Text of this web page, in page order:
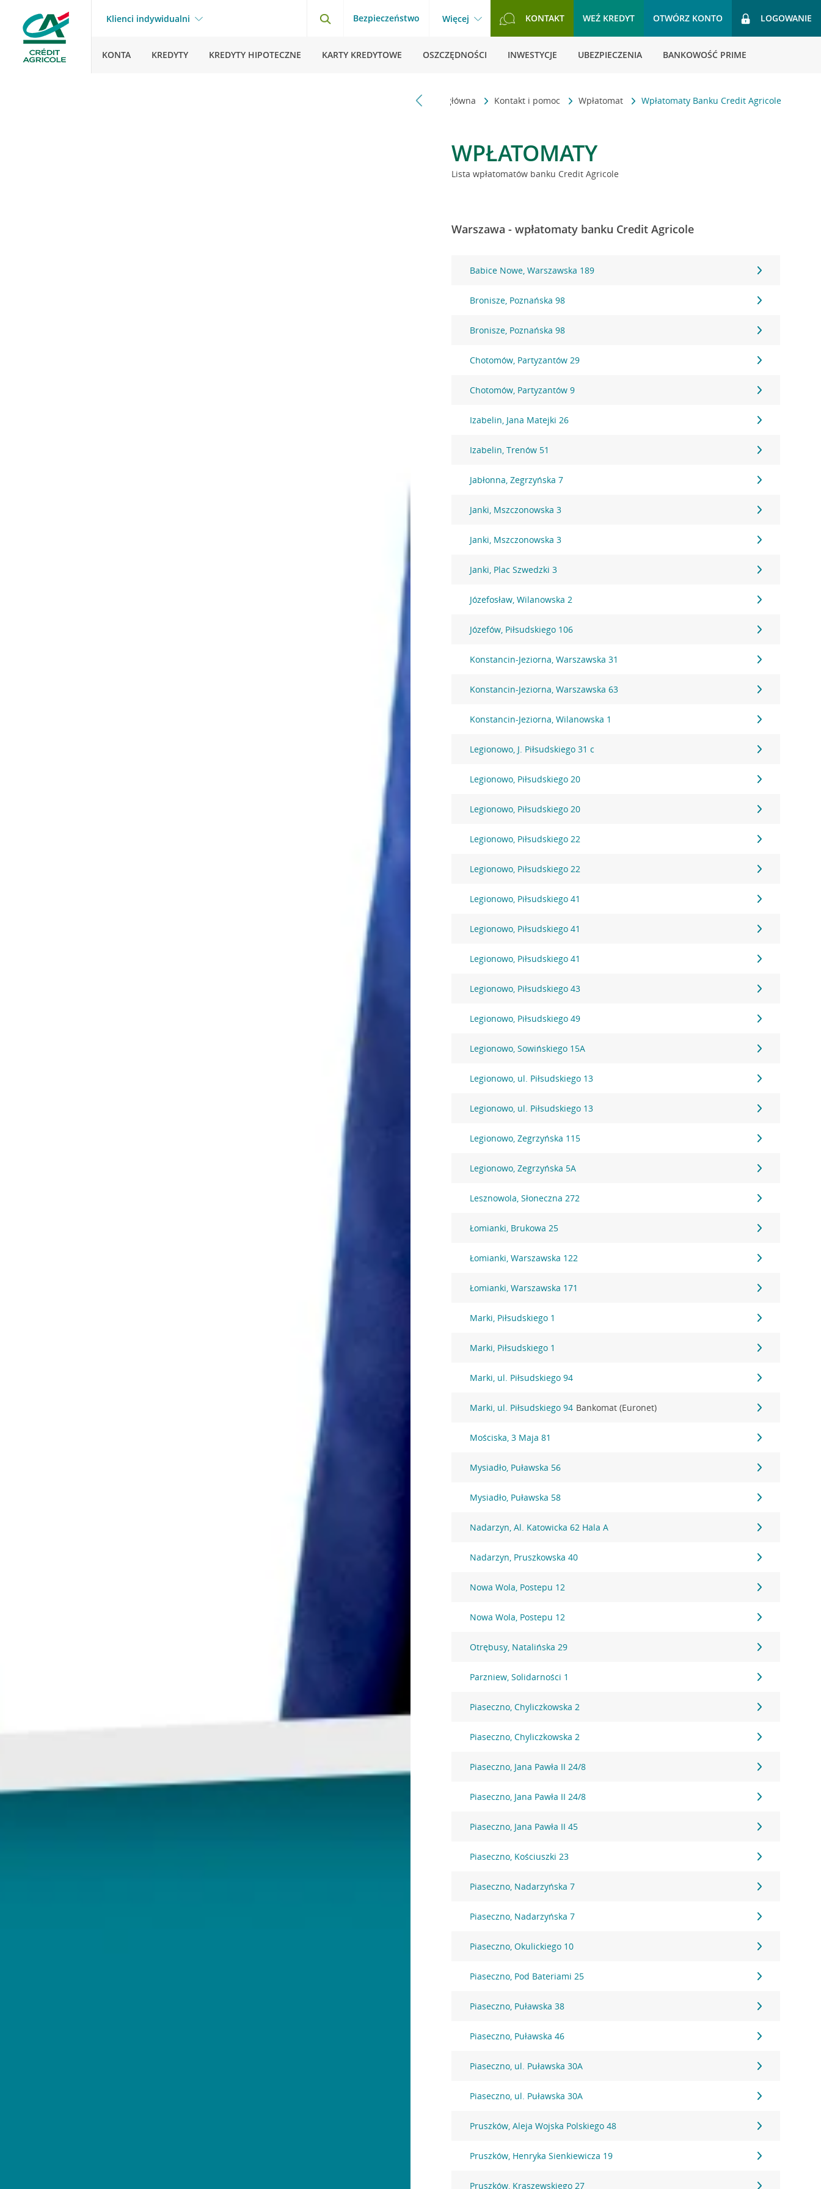
Klienci indywidualni Bezpieczeństwo Więcej KONTAKT WEŹ KREDYT OTWÓRZ KONTO LOGOWANIE
KONTA KREDYTY KREDYTY HIPOTECZNE KARTY KREDYTOWE OSZCZĘDNOŚCI INWESTYCJE UBEZPIECZENIA BANKOWOŚĆ PRIME
Strona główna Kontakt i pomoc Wpłatomat Wpłatomaty Banku Credit Agricole
WPŁATOMATY
Lista wpłatomatów banku Credit Agricole
Warszawa - wpłatomaty banku Credit Agricole
Babice Nowe, Warszawska 189
Bronisze, Poznańska 98
Bronisze, Poznańska 98
Chotomów, Partyzantów 29
Chotomów, Partyzantów 9
Izabelin, Jana Matejki 26
Izabelin, Trenów 51
Jabłonna, Zegrzyńska 7
Janki, Mszczonowska 3
Janki, Mszczonowska 3
Janki, Plac Szwedzki 3
Józefosław, Wilanowska 2
Józefów, Piłsudskiego 106
Konstancin-Jeziorna, Warszawska 31
Konstancin-Jeziorna, Warszawska 63
Konstancin-Jeziorna, Wilanowska 1
Legionowo, J. Piłsudskiego 31 c
Legionowo, Piłsudskiego 20
Legionowo, Piłsudskiego 20
Legionowo, Piłsudskiego 22
Legionowo, Piłsudskiego 22
Legionowo, Piłsudskiego 41
Legionowo, Piłsudskiego 41
Legionowo, Piłsudskiego 41
Legionowo, Piłsudskiego 43
Legionowo, Piłsudskiego 49
Legionowo, Sowińskiego 15A
Legionowo, ul. Piłsudskiego 13
Legionowo, ul. Piłsudskiego 13
Legionowo, Zegrzyńska 115
Legionowo, Zegrzyńska 5A
Lesznowola, Słoneczna 272
Łomianki, Brukowa 25
Łomianki, Warszawska 122
Łomianki, Warszawska 171
Marki, Piłsudskiego 1
Marki, Piłsudskiego 1
Marki, ul. Piłsudskiego 94
Marki, ul. Piłsudskiego 94 Bankomat (Euronet)
Mościska, 3 Maja 81
Mysiadło, Puławska 56
Mysiadło, Puławska 58
Nadarzyn, Al. Katowicka 62 Hala A
Nadarzyn, Pruszkowska 40
Nowa Wola, Postepu 12
Nowa Wola, Postepu 12
Otrębusy, Natalińska 29
Parzniew, Solidarności 1
Piaseczno, Chyliczkowska 2
Piaseczno, Chyliczkowska 2
Piaseczno, Jana Pawła II 24/8
Piaseczno, Jana Pawła II 24/8
Piaseczno, Jana Pawła II 45
Piaseczno, Kościuszki 23
Piaseczno, Nadarzyńska 7
Piaseczno, Nadarzyńska 7
Piaseczno, Okulickiego 10
Piaseczno, Pod Bateriami 25
Piaseczno, Puławska 38
Piaseczno, Puławska 46
Piaseczno, ul. Puławska 30A
Piaseczno, ul. Puławska 30A
Pruszków, Aleja Wojska Polskiego 48
Pruszków, Henryka Sienkiewicza 19
Pruszków, Kraszewskiego 27